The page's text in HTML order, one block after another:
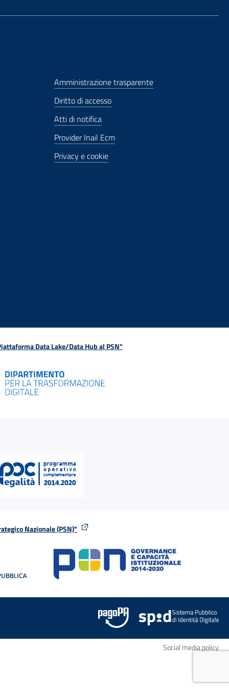
Amministrazione trasparente
Diritto di accesso
Atti di notifica
Provider Inail Ecm
Privacy e cookie
Data Lake/Data Hub al PSN"
Nazionale (PSN)"
stessa finestra
Social media policy